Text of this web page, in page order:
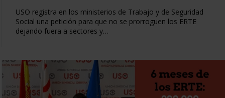
USO registra en los ministerios de Trabajo y de Seguridad
Social una petición para que no se prorroguen los ERTE
dejando fuera a sectores y…